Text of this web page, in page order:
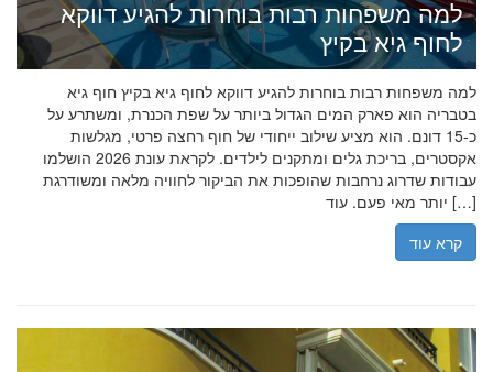
למה משפחות רבות בוחרות להגיע דווקא
לחוף גיא בקיץ
למה משפחות רבות בוחרות להגיע דווקא לחוף גיא בקיץ חוף גיא
בטבריה הוא פארק המים הגדול ביותר על שפת הכנרת, ומשתרע על
כ-15 דונם. הוא מציע שילוב ייחודי של חוף רחצה פרטי, מגלשות
אקסטרים, בריכת גלים ומתקנים לילדים. לקראת עונת 2026 הושלמו
עבודות שדרוג נרחבות שהופכות את הביקור לחוויה מלאה ומשודרגת
יותר מאי פעם. עוד […]
קרא עוד